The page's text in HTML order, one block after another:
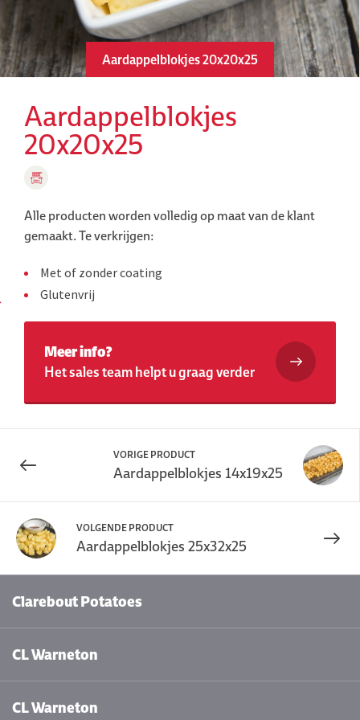
Aardappelblokjes 20x20x25
Aardappelblokjes
20x20x25
Alle producten worden volledig op maat van de klant
gemaakt.Te verkrijgen:
Met of zonder coating
Glutenvrij
Meer info?
Het sales team helpt u graag verder
VORIGE PRODUCT
Aardappelblokjes 14x19x25
VOLGENDE PRODUCT
Aardappelblokjes 25x32x25
Clarebout Potatoes
CL Warneton
CL Warneton